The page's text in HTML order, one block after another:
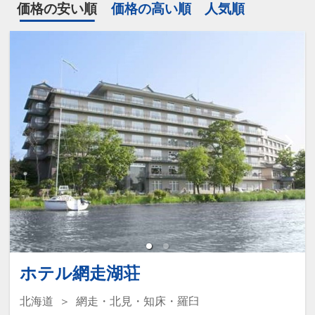
価格の安い順
価格の高い順 人気順
ホテル網走湖荘
北海道 網走・北見・知床・羅臼